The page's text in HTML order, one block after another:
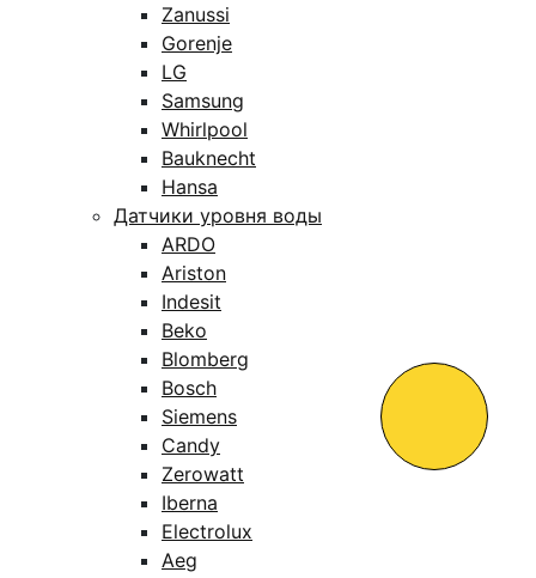
Zanussi
Gorenje
LG
Samsung
Whirlpool
Bauknecht
Hansa
Датчики уровня воды
ARDO
Ariston
Indesit
Beko
Blomberg
Bosch
Siemens
Candy
Zerowatt
Iberna
Electrolux
Aeg